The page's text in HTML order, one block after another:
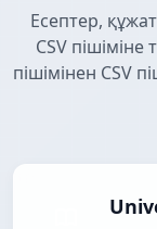
Есептер,
CSV
пішімінен CSV